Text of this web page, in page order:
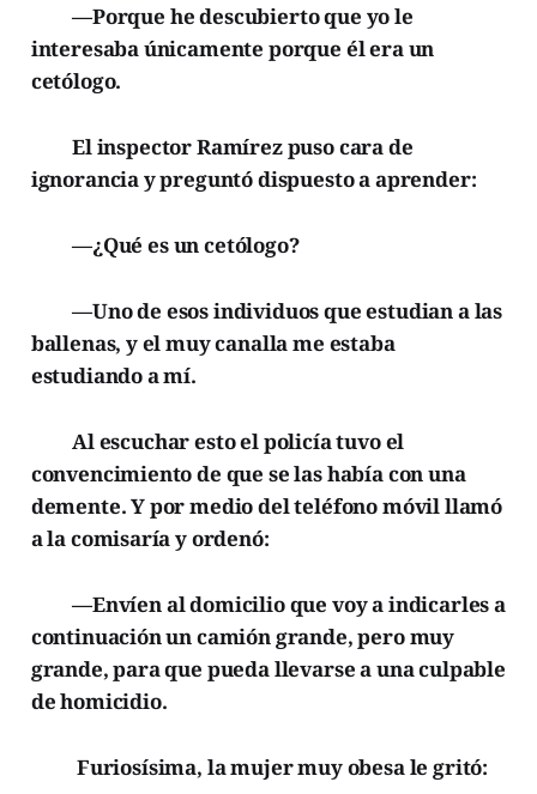
—Porque he descubierto que yo le
interesaba únicamente porque él era un
cetólogo.
El inspector Ramírez puso cara de
ignorancia y preguntó dispuesto a aprender:
—¿Qué es un cetólogo?
—Uno de esos individuos que estudian a las
ballenas, y el muy canalla me estaba
estudiando a mí.
Al escuchar esto el policía tuvo el
convencimiento de que se las había con una
demente. Y por medio del teléfono móvil llamó
a la comisaría y ordenó:
—Envíen al domicilio que voy a indicarles a
continuación un camión grande, pero muy
grande, para que pueda llevarse a una culpable
de homicidio.
Furiosísima, la mujer muy obesa le gritó: